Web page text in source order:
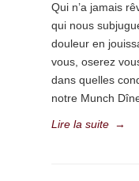
Qui n’a jamais
qui nous
douleur en
vous, oserez
dans quelles
notre Munch
Lire la suite →